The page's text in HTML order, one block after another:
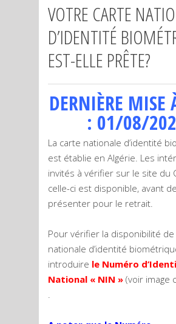
VOTRE CARTE
D’IDENTITÉ
EST-ELLE PRÊTE?
DERNIÈRE MISE
: 01/08/
La carte nationale d’identité
est établie en Algérie. Les
invités à vérifier sur le site du
celle-ci est disponible, avant
présenter pour le retrait.
Pour vérifier la disponibilité
nationale d’identité
introduire le Numéro
National « NIN » (voir image
.